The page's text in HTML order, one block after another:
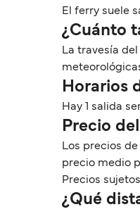
El ferry suele
¿Cuánto
La travesía
Horarios
Hay 1 salida
Precio
Los precios
precio medio
Precios
¿Qué